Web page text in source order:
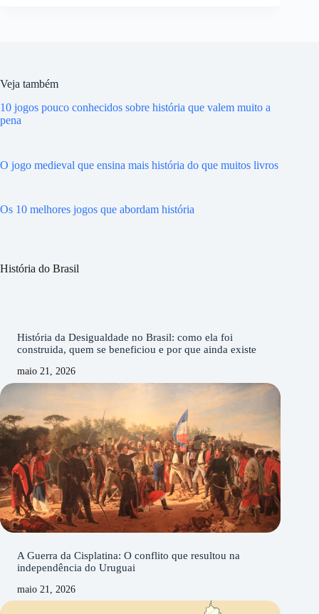
Veja também
10 jogos pouco conhecidos sobre história que valem muito a
pena
O jogo medieval que ensina mais história do que muitos livros
Os 10 melhores jogos que abordam história
História do Brasil
História da Desigualdade no Brasil: como ela foi
construida, quem se beneficiou e por que ainda existe
maio 21, 2026
A Guerra da Cisplatina: O conflito que resultou na
independência do Uruguai
maio 21, 2026